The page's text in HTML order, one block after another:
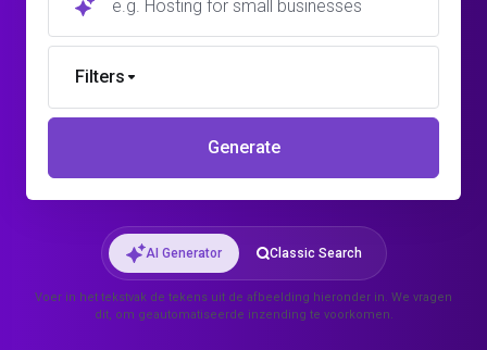
Filters
Generate
AI Generator Classic Search
Voer in het tekstvak de tekens uit de afbeelding hieronder in. We vragen
dit, om geautomatiseerde inzending te voorkomen.